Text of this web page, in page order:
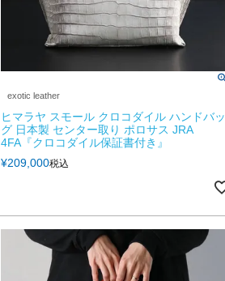
exotic leather
ヒマラヤ スモール クロコダイル ハンドバッ
グ 日本製 センター取り ポロサス JRA
4FA『クロコダイル保証書付き』
¥209,000税込